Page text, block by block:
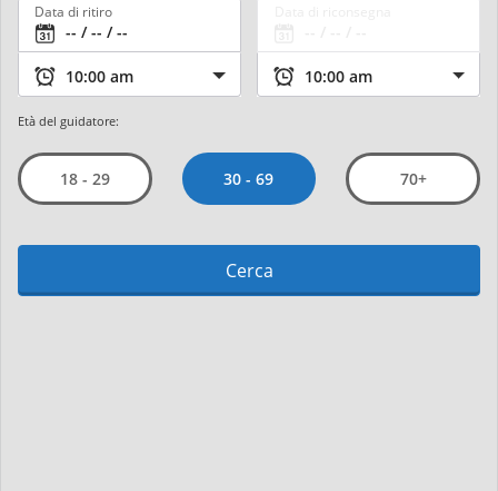
Data di ritiro
Età del guidatore:
18 - 29 30 - 69 70+
Cerca